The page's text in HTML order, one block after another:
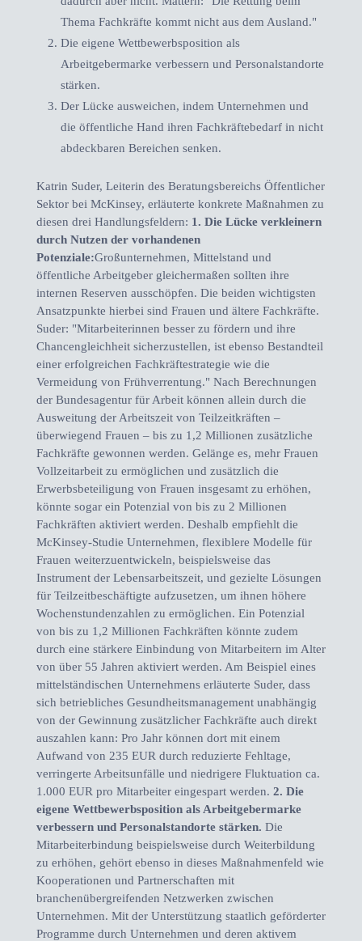
Thema Fachkräfte kommt nicht aus dem Ausland."
Die eigene Wettbewerbsposition als
Arbeitgebermarke verbessern und Personalstandorte
stärken.
Der Lücke ausweichen, indem Unternehmen und
die öffentliche Hand ihren Fachkräftebedarf in nicht
abdeckbaren Bereichen senken.
Katrin Suder, Leiterin des Beratungsbereichs Öffentlicher
Sektor bei McKinsey, erläuterte konkrete Maßnahmen zu
diesen drei Handlungsfeldern: 1. Die Lücke verkleinern
durch Nutzen der vorhandenen
Potenziale:Großunternehmen, Mittelstand und
öffentliche Arbeitgeber gleichermaßen sollten ihre
internen Reserven ausschöpfen. Die beiden wichtigsten
Ansatzpunkte hierbei sind Frauen und ältere Fachkräfte.
Suder: "Mitarbeiterinnen besser zu fördern und ihre
Chancengleichheit sicherzustellen, ist ebenso Bestandteil
einer erfolgreichen Fachkräftestrategie wie die
Vermeidung von Frühverrentung." Nach Berechnungen
der Bundesagentur für Arbeit können allein durch die
Ausweitung der Arbeitszeit von Teilzeitkräften –
überwiegend Frauen – bis zu 1,2 Millionen zusätzliche
Fachkräfte gewonnen werden. Gelänge es, mehr Frauen
Vollzeitarbeit zu ermöglichen und zusätzlich die
Erwerbsbeteiligung von Frauen insgesamt zu erhöhen,
könnte sogar ein Potenzial von bis zu 2 Millionen
Fachkräften aktiviert werden. Deshalb empfiehlt die
McKinsey-Studie Unternehmen, flexiblere Modelle für
Frauen weiterzuentwickeln, beispielsweise das
Instrument der Lebensarbeitszeit, und gezielte Lösungen
für Teilzeitbeschäftigte aufzusetzen, um ihnen höhere
Wochenstundenzahlen zu ermöglichen. Ein Potenzial
von bis zu 1,2 Millionen Fachkräften könnte zudem
durch eine stärkere Einbindung von Mitarbeitern im Alter
von über 55 Jahren aktiviert werden. Am Beispiel eines
mittelständischen Unternehmens erläuterte Suder, dass
sich betriebliches Gesundheitsmanagement unabhängig
von der Gewinnung zusätzlicher Fachkräfte auch direkt
auszahlen kann: Pro Jahr können dort mit einem
Aufwand von 235 EUR durch reduzierte Fehltage,
verringerte Arbeitsunfälle und niedrigere Fluktuation ca.
1.000 EUR pro Mitarbeiter eingespart werden. 2. Die
eigene Wettbewerbsposition als Arbeitgebermarke
verbessern und Personalstandorte stärken. Die
Mitarbeiterbindung beispielsweise durch Weiterbildung
zu erhöhen, gehört ebenso in dieses Maßnahmenfeld wie
Kooperationen und Partnerschaften mit
branchenübergreifenden Netzwerken zwischen
Unternehmen. Mit der Unterstützung staatlich geförderter
Programme durch Unternehmen und deren aktivem